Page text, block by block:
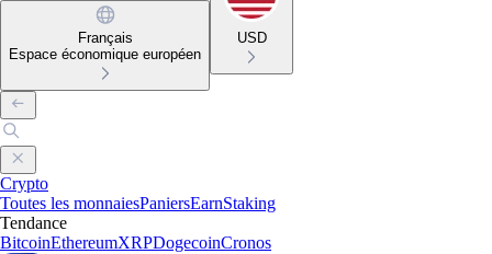
Français
Espace économique européen
USD
Crypto
Toutes les monnaiesPaniersEarnStaking
Tendance
BitcoinEthereumXRPDogecoinCronos